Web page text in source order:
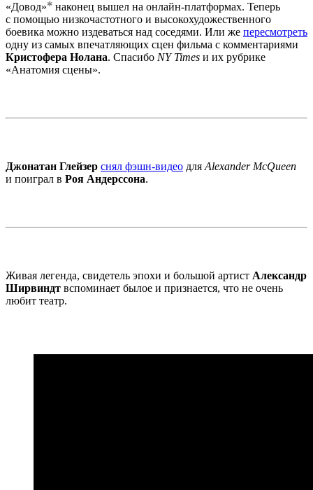
«Довод»
наконец вышел на онлайн-платформах. Теперь
с помощью низкочастотного и высокохудожественного
боевика можно издеваться над соседями. Или же пересмотреть
одну из самых впечатляющих сцен фильма с комментариями
Кристофера Нолана. Спасибо NY Times и их рубрике
«Анатомия сцены».
Джонатан Глейзер снял фэшн-видео для Alexander McQueen
и поиграл в Роя Андерссона.
Живая легенда, свидетель эпохи и большой артист Александр
Ширвиндт вспоминает былое и признается, что не очень
любит театр.